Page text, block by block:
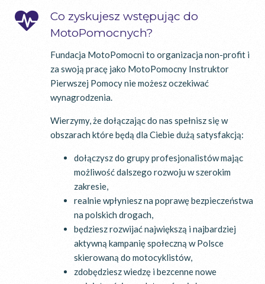
Co zyskujesz wstępując do
MotoPomocnych?
Fundacja MotoPomocni to organizacja non-profit i
za swoją pracę jako MotoPomocny Instruktor
Pierwszej Pomocy nie możesz oczekiwać
wynagrodzenia.
Wierzymy, że dołączając do nas spełnisz się w
obszarach które będą dla Ciebie dużą satysfakcją:
dołączysz do grupy profesjonalistów mając
możliwość dalszego rozwoju w szerokim
zakresie,
realnie wpłyniesz na poprawę bezpieczeństwa
na polskich drogach,
będziesz rozwijać największą i najbardziej
aktywną kampanię społeczną w Polsce
skierowaną do motocyklistów,
zdobędziesz wiedzę i bezcenne nowe